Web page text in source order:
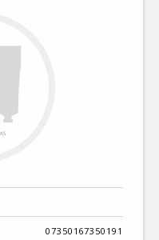
07350167350191